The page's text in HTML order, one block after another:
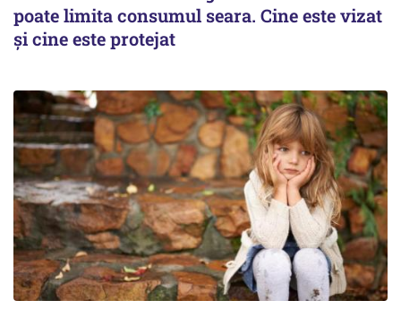
poate limita consumul seara. Cine este vizat
și cine este protejat